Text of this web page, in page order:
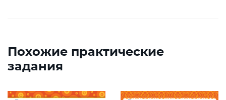
Похожие практические
задания